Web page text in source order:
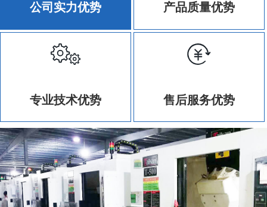
公司实力优势 产品质量优势
专业技术优势 售后服务优势